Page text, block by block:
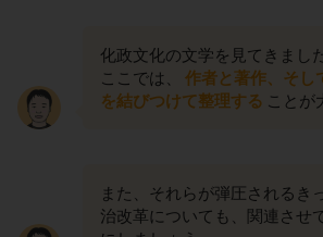
化政文化の文学を見てきました
ここでは、
作者と著作、そし
を結びつけて整理する ことが
また、それらが弾圧されるき
治改革についても、関連させ